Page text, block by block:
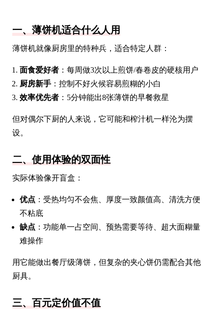
一、薄饼机适合什么人用
薄饼机就像厨房里的特种兵，适合特定人群：
面食爱好者 ：每周做3次以上煎饼/春卷皮的硬核用户
厨房新手 ：控制不好火候容易煎糊的小白
效率优先者 ：5分钟能出8张薄饼的早餐救星
但对偶尔下厨的人来说，它可能和榨汁机一样沦为摆
设。
二、使用体验的双面性
实际体验像开盲盒：
优点 ：受热均匀不会焦、厚度一致颜值高、清洗方便
不粘底
缺点 ：功能单一占空间、预热需要等待、超大面糊量
难操作
用它能做出餐厅级薄饼，但复杂的夹心饼仍需配合其他
厨具。
三、百元定价值不值